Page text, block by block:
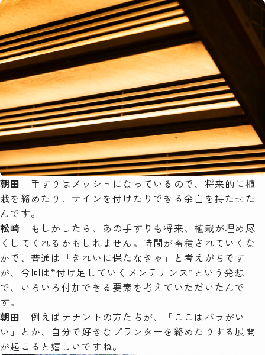
朝田
手すりはメッシュになっているので、将来的に植
栽を絡めたり、サインを付けたりできる余白を持たせた
んです。
松崎 もしかしたら、あの手すりも将来、植栽が埋め尽
くしてくれるかもしれません。時間が蓄積されていくな
かで、普通は「きれいに保たなきゃ」と考えがちです
が、今回は“付け足していくメンテナンス”という発想
で、いろいろ付加できる要素を考えていただいたんで
す。
朝田
例えばテナントの方たちが、「ここはバラがい
い」とか、自分で好きなプランターを絡めたりする展開
が起こると嬉しいですね。